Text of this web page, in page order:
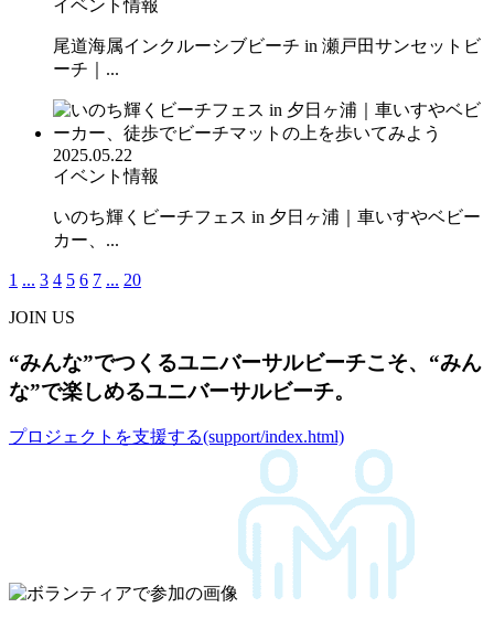
イベント情報
尾道海属インクルーシブビーチ in 瀬戸田サンセットビ
ーチ｜...
2025.05.22
イベント情報
いのち輝くビーチフェス in 夕日ヶ浦｜車いすやベビー
カー、...
1 ... 3 4 5 6 7 ... 20
JOIN US
“みんな”でつくるユニバーサルビーチこそ、“みん
な”で楽しめるユニバーサルビーチ。
プロジェクトを支援する(support/index.html)